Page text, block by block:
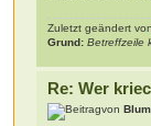
Zuletzt geändert
Grund: Betreffzeile
Re: Wer
von